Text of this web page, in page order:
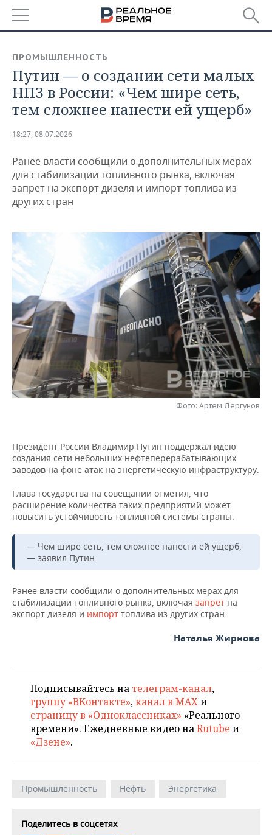
БАШКОРТОСТАН
ТАТАРСТАН
НОВОСТИ
АНАЛИТИКА
ДЕКЛАРАЦИИ О ДОХОДАХ
КОРОЛИ ГОСЗАКАЗА ПФО
ВУЗЫ ТАТАРСТАНА
КОМУ ПРИНАДЛЕЖАТ
ТОРГОВЫЕ ЦЕНТРЫ
ТАТАРСТАНА
НОВОСТИ ЭКОНОМИКИ
ФИНАНСЫ
БАНКИ
БЮДЖЕТ
ИНВЕСТИЦИИ
ПРОМЫШЛЕННОСТЬ
НОВОСТИ
ПРОМЫШЛЕННОСТИ
МАШИНОСТРОЕНИЕ
НЕФТЕХИМИЯ
НЕФТЬ
ОПК
ЭНЕРГЕТИКА
НЕДВИЖИМОСТЬ
НОВОСТИ НЕДВИЖИМОСТИ
НОВОСТИ АВТО
БИЗНЕС
НОВОСТИ БИЗНЕСА
РОЗНИЧНАЯ ТОРГОВЛЯ
ТРАНСПОРТ
УСЛУГИ
ТЕХНОЛОГИИ
НОВОСТИ ТЕХНОЛОГИЙ
IT
МЕДИА
ТЕЛЕКОММУНИКАЦИИ
МЕРОПРИЯТИЯ
НОВОСТИ МЕРОПРИЯТИЙ
ВЫЕЗДНАЯ РЕДАКЦИЯ
БИЗНЕС-БРАНЧИ
СПОРТ
НОВОСТИ СПОРТА
ФУТБОЛ
ВОЛЕЙБОЛ
КИБЕРСПОРТ
ФИГУРНОЕ КАТАНИЕ
ВОДНЫЕ ВИДЫ СПОРТА
ОБЩЕСТВО
НОВОСТИ ОБЩЕСТВА
ИСТОРИЯ
КУЛЬТУРА
МЕДИЦИНА
ОБРАЗОВАНИЕ
ФОТОГАЛЕРЕЯ
СПИСОК ПЕРСОН
СПИСОК КОМПАНИЙ
ПОЛНАЯ ВЕРСИЯ
ПРОМЫШЛЕННОСТЬ
Путин — о создании сети малых
НПЗ в России: «Чем шире сеть,
тем сложнее нанести ей ущерб»
18:27, 08.07.2026
Ранее власти сообщили о дополнительных мерах
для стабилизации топливного рынка, включая
запрет на экспорт дизеля и импорт топлива из
других стран
Фото: Артем Дергунов
Президент России Владимир Путин поддержал идею
создания сети небольших нефтеперерабатывающих
заводов на фоне атак на энергетическую инфраструктуру.
Глава государства на совещании отметил, что
расширение количества таких предприятий может
повысить устойчивость топливной системы страны.
— Чем шире сеть, тем сложнее нанести ей ущерб,
— заявил Путин.
Ранее власти сообщили о дополнительных мерах для
стабилизации топливного рынка, включая запрет на
экспорт дизеля и импорт топлива из других стран.
Наталья Жирнова
Подписывайтесь на телеграм-канал,
группу «ВКонтакте»,канал в MAXи
страницу в «Одноклассниках» «Реального
времени». Ежедневные видео наRutube и
«Дзене».
Промышленность Нефть Энергетика
Поделитесь в соцсетях